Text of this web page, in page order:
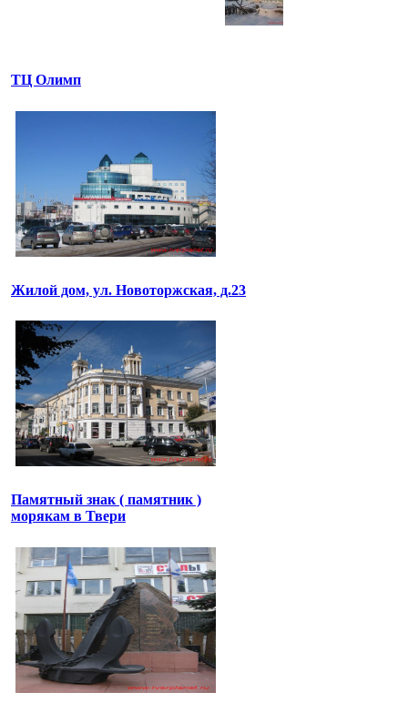
ТЦ Олимп
Жилой дом, ул. Новоторжская, д.23
Памятный знак ( памятник )
морякам в Твери